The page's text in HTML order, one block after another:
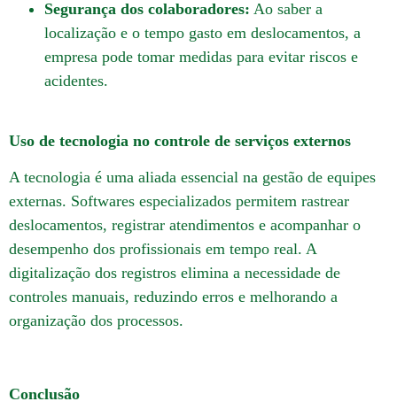
Segurança dos colaboradores: Ao saber a
localização e o tempo gasto em deslocamentos, a
empresa pode tomar medidas para evitar riscos e
acidentes.
Uso de tecnologia no controle de serviços externos
A tecnologia é uma aliada essencial na gestão de equipes
externas. Softwares especializados permitem rastrear
deslocamentos, registrar atendimentos e acompanhar o
desempenho dos profissionais em tempo real. A
digitalização dos registros elimina a necessidade de
controles manuais, reduzindo erros e melhorando a
organização dos processos.
Conclusão